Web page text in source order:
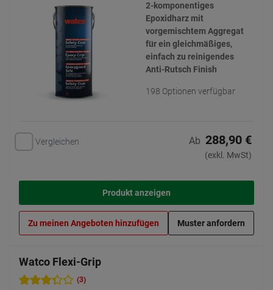
2-komponentiges
Epoxidharz mit
vorgemischtem Aggregat
für ein gleichmäßiges,
einfach zu reinigendes
Anti-Rutsch Finish
198 Optionen verfügbar
Vergleichen Ab 288,90 €
(exkl. MwSt)
Produkt anzeigen
Zu meinen Angeboten hinzufügen Muster anfordern
Watco Flexi-Grip
(3)